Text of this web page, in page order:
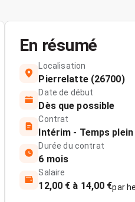
En résumé
Localisation
Pierrelatte (26700)
Date de début
Dès que possible
Contrat
Intérim - Temps plein
Durée du contrat
6 mois
Salaire
12,00 € à 14,00 €par